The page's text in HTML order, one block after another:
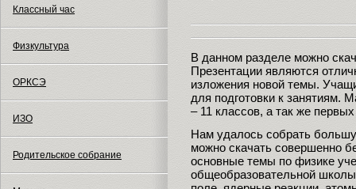
Классный час
Физкультура
ОРКСЭ
ИЗО
Родительское собрание
В данном разделе можно
Презентации являются
изложения новой темы.
для подготовки к занятиям.
– 11 классов, а так же
Нам удалось собрать
можно скачать совершенно
основные темы по физике
общеобразовательной